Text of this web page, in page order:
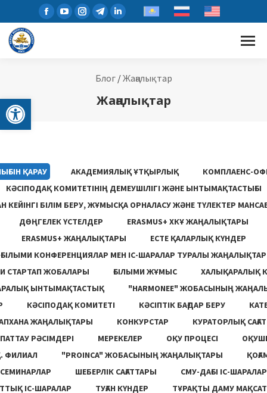
Open toolbar
Блог/Жаңалықтар
Жаңалықтар
ҚАРАУ АКАДЕМИЯЛЫҚ ҰТҚЫРЛЫҚ
КОМПЛАЕНС-
КӘСІПОДАҚ КОМИТЕТІНІҢ ДЕМЕУШІЛІГІ ЖӘНЕ ЫНТЫМАҚТАСТЫҒЫ
КЕЙІНГІ БІЛІМ БЕРУ, ЖҰМЫСҚА ОРНАЛАСУ ЖƏНЕ ТҮЛЕКТЕР
ДӨҢГЕЛЕК ҮСТЕЛДЕР
ERASMUS+ ХКҰ ЖАҢАЛЫҚТАРЫ
ERASMUS+ ЖАҢАЛЫҚТАРЫ
ЕСТЕ ҚАЛАРЛЫҚ КҮНДЕР
ҒЫЛЫМИ КОНФЕРЕНЦИЯЛАР МЕН ІС-ШАРАЛАР ТУРАЛЫ ЖАҢАЛЫҚТАР
СТАРТАП ЖОБАЛАРЫ
ҒЫЛЫМИ ЖҰМЫС
ХАЛЫҚАРАЛЫҚ
ЫНТЫМАҚТАСТЫҚ
"HARMONEE" ЖОБАСЫНЫҢ
КӘСІПОДАҚ КОМИТЕТІ КӘСІПТІК БАҒДАР БЕРУ
ЖАҢАЛЫҚТАРЫ
КОНКУРСТАР
КУРАТОРЛЫҚ
РӘСІМДЕРІ
МЕРЕКЕЛЕР ОҚУ ПРОЦЕСІ
ФИЛИАЛ
"PROINCA" ЖОБАСЫНЫҢ ЖАҢАЛЫҚТАРЫ
СЕМИНАРЛАР
ШЕБЕРЛІК САҒАТТАРЫ
СМУ-ДАҒЫ ІС-ШАРАЛАР
ІС-ШАРАЛАР
ТУҒАН КҮНДЕР
ТҰРАҚТЫ ДАМУ